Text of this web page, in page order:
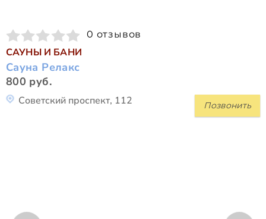
0 отзывов
САУНЫ И БАНИ
Сауна Релакс
800 руб.
Позвонить
Советский проспект, 112